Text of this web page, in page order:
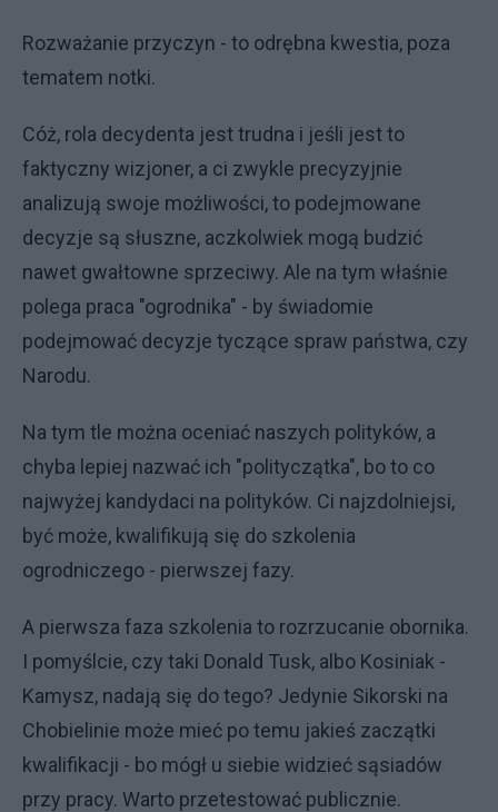
Rozważanie przyczyn - to odrębna kwestia, poza
tematem notki.
Cóż, rola decydenta jest trudna i jeśli jest to
faktyczny wizjoner, a ci zwykle precyzyjnie
analizują swoje możliwości, to podejmowane
decyzje są słuszne, aczkolwiek mogą budzić
nawet gwałtowne sprzeciwy. Ale na tym właśnie
polega praca "ogrodnika" - by świadomie
podejmować decyzje tyczące spraw państwa, czy
Narodu.
Na tym tle można oceniać naszych polityków, a
chyba lepiej nazwać ich "polityczątka", bo to co
najwyżej kandydaci na polityków. Ci najzdolniejsi,
być może, kwalifikują się do szkolenia
ogrodniczego - pierwszej fazy.
A pierwsza faza szkolenia to rozrzucanie obornika.
I pomyślcie, czy taki Donald Tusk, albo Kosiniak -
Kamysz, nadają się do tego? Jedynie Sikorski na
Chobielinie może mieć po temu jakieś zaczątki
kwalifikacji - bo mógł u siebie widzieć sąsiadów
przy pracy. Warto przetestować publicznie.